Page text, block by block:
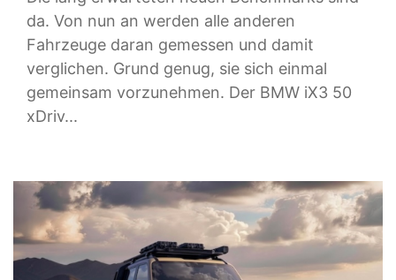
da. Von nun an werden alle anderen
Fahrzeuge daran gemessen und damit
verglichen. Grund genug, sie sich einmal
gemeinsam vorzunehmen. Der BMW iX3 50
xDriv...